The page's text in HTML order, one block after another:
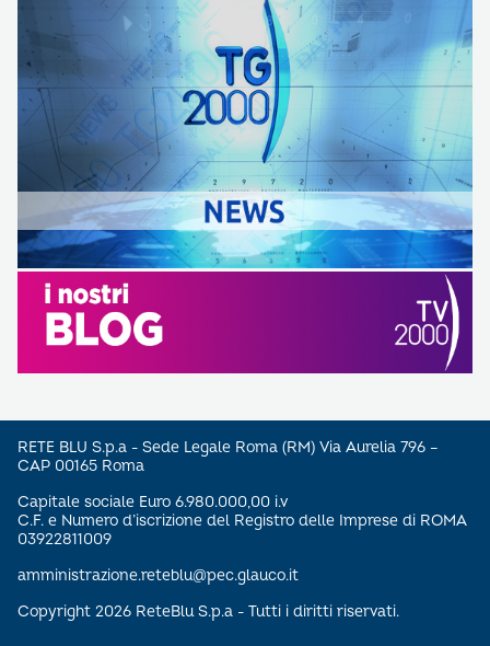
RETE BLU S.p.a - Sede Legale Roma (RM) Via Aurelia 796 –
CAP 00165 Roma
Capitale sociale Euro 6.980.000,00 i.v
C.F. e Numero d’iscrizione del Registro delle Imprese di ROMA
03922811009
amministrazione.reteblu@pec.glauco.it
Copyright 2026 ReteBlu S.p.a - Tutti i diritti riservati.